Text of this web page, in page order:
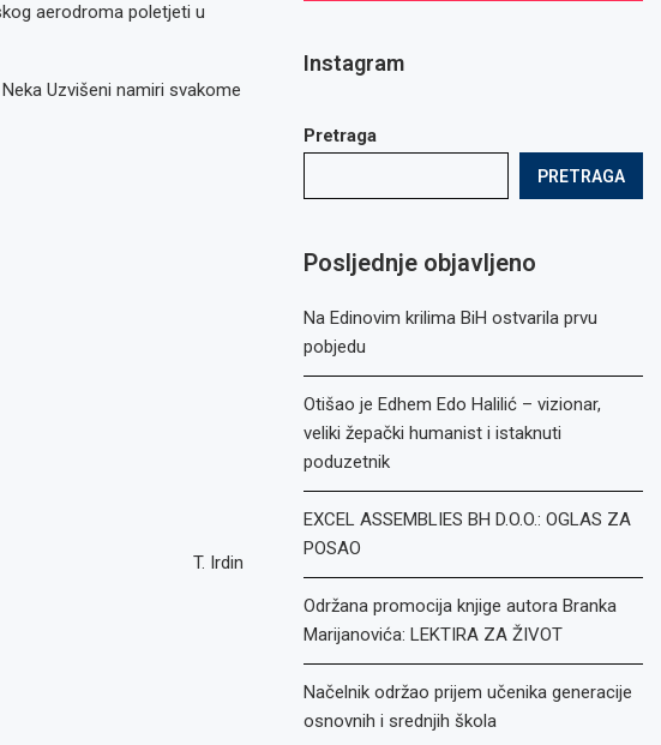
aerodroma poletjeti u
Uzvišeni namiri svakome
T. Irdin
Instagram
Pretraga
PRETRAGA
Posljednje objavljeno
Na Edinovim krilima BiH ostvarila prvu
pobjedu
Otišao je Edhem Edo Halilić – vizionar,
veliki žepački humanist i istaknuti
poduzetnik
EXCEL ASSEMBLIES BH D.O.O.: OGLAS ZA
POSAO
Održana promocija knjige autora Branka
Marijanovića: LEKTIRA ZA ŽIVOT
Načelnik održao prijem učenika generacije
osnovnih i srednjih škola